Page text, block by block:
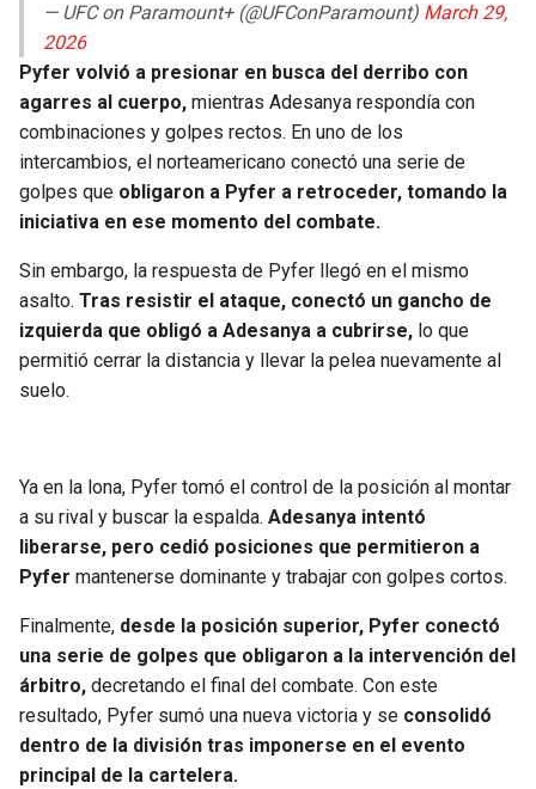
— UFC on Paramount+ (@UFConParamount) March 29,
2026
Pyfer volvió a presionar en busca del derribo con
agarres al cuerpo, mientras Adesanya respondía con
combinaciones y golpes rectos. En uno de los
intercambios, el norteamericano conectó una serie de
golpes que obligaron a Pyfer a retroceder, tomando la
iniciativa en ese momento del combate.
Sin embargo, la respuesta de Pyfer llegó en el mismo
asalto. Tras resistir el ataque, conectó un gancho de
izquierda que obligó a Adesanya a cubrirse, lo que
permitió cerrar la distancia y llevar la pelea nuevamente al
suelo.
Ya en la lona, Pyfer tomó el control de la posición al montar
a su rival y buscar la espalda. Adesanya intentó
liberarse, pero cedió posiciones que permitieron a
Pyfer mantenerse dominante y trabajar con golpes cortos.
Finalmente, desde la posición superior, Pyfer conectó
una serie de golpes que obligaron a la intervención del
árbitro, decretando el final del combate. Con este
resultado, Pyfer sumó una nueva victoria y se consolidó
dentro de la división tras imponerse en el evento
principal de la cartelera.